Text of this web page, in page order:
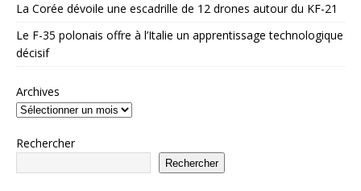
La Corée dévoile une escadrille de 12 drones autour du KF-21
Le F-35 polonais offre à l’Italie un apprentissage technologique
décisif
Archives
Rechercher
Rechercher